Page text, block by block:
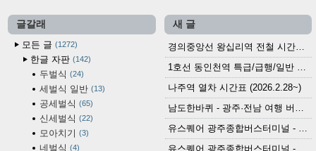
글갈래
모든 글
1272
한글 자판 142
두벌식 24
세벌식 일반 13
공세벌식 65
신세벌식 22
모아치기 3
네벌식 4
새 글
경의중앙선 왕십리역 전철 시간표 (2026.4.20~)
1호선 동인천역 특급/급행/일반 전철 시간표 (2026.2.28~)
나주역 열차 시간표 (2026.2.28~)
남도한바퀴 - 광주·전남 여행 버스 노선 (2026.3.1~5.31)
유스퀘어 광주종합버스터미널 - 곡성,순천／화순,보성,율포 방면 시외버스 시간표 (2026.1.31)
유스퀘어 광주종합버스터미널 - 담양, 순창, 남원, 무주, 장수, 거창, 대구 방면 시외버스 시간표 (2026...